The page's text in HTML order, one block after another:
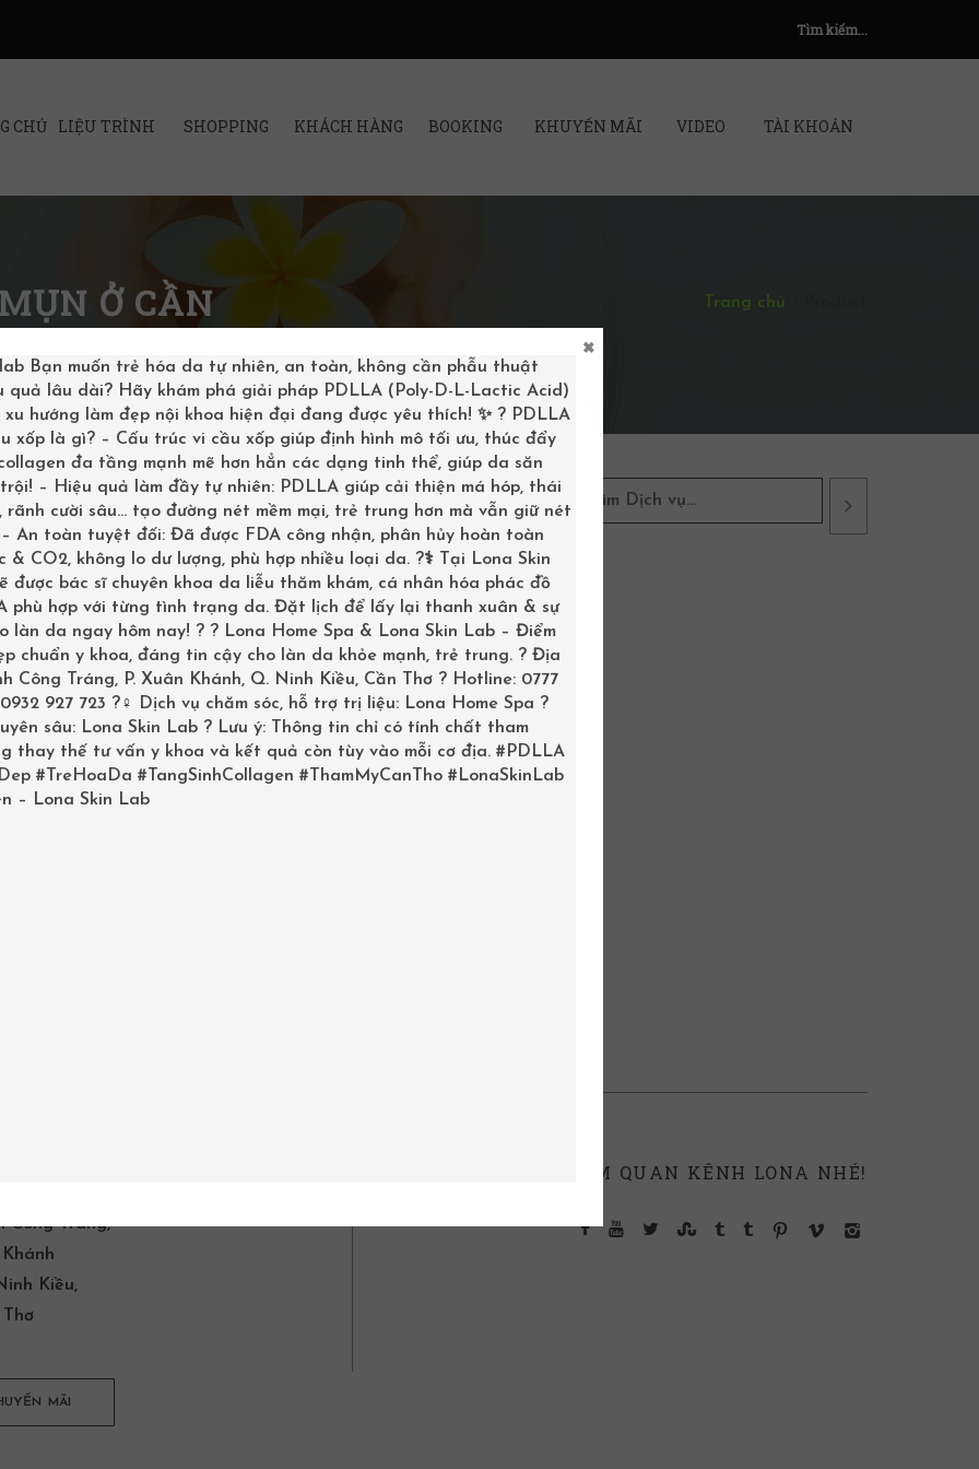
Tìm kiếm...
CHỦ LIỆU TRÌNH SHOPPING KHÁCH HÀNG BOOKING KHUYẾN MÃI VIDEO TÀI KHOẢN
Ở CẦN Trang chủ
Công Tráng,
Khánh
Kiều,
Thơ
MÃI
THAM QUAN KÊNH LONA NHÉ!
Bạn muốn trẻ hóa da tự nhiên, an toàn, không cần phẫu thuật
quả lâu dài? Hãy khám phá giải pháp PDLLA (Poly-D-L-Lactic Acid)
hướng làm đẹp nội khoa hiện đại đang được yêu thích! ✨ ? PDLLA
xốp là gì? – Cấu trúc vi cầu xốp giúp định hình mô tối ưu, thúc đẩy
đa tầng mạnh mẽ hơn hẳn các dạng tinh thể, giúp da săn
– Hiệu quả làm đầy tự nhiên: PDLLA giúp cải thiện má hóp, thái
rãnh cười sâu… tạo đường nét mềm mại, trẻ trung hơn mà vẫn giữ nét
An toàn tuyệt đối: Đã được FDA công nhận, phân hủy hoàn toàn
& CO2, không lo dư lượng, phù hợp nhiều loại da. ?‍⚕️ Tại Lona Skin
được bác sĩ chuyên khoa da liễu thăm khám, cá nhân hóa phác đồ
phù hợp với từng tình trạng da. Đặt lịch để lấy lại thanh xuân & sự
làn da ngay hôm nay! ? ? Lona Home Spa & Lona Skin Lab – Điểm
chuẩn y khoa, đáng tin cậy cho làn da khỏe mạnh, trẻ trung. ? Địa
Công Tráng, P. Xuân Khánh, Q. Ninh Kiều, Cần Thơ ? Hotline: 0777
927 723 ?‍♀️ Dịch vụ chăm sóc, hỗ trợ trị liệu: Lona Home Spa ?
sâu: Lona Skin Lab ? Lưu ý: Thông tin chỉ có tính chất tham
thay thế tư vấn y khoa và kết quả còn tùy vào mỗi cơ địa. #PDLLA
#TreHoaDa #TangSinhCollagen #ThamMyCanTho #LonaSkinLab
– Lona Skin Lab
×